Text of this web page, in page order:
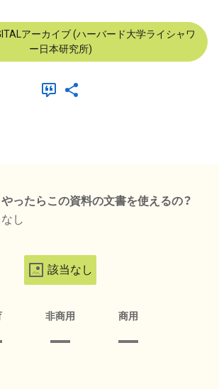
アーカイブ (ハーバード大学ライシャワ
ー日本研究所)
ったらこの資料の文書を使えるの？
し
該当なし
非商用 商用